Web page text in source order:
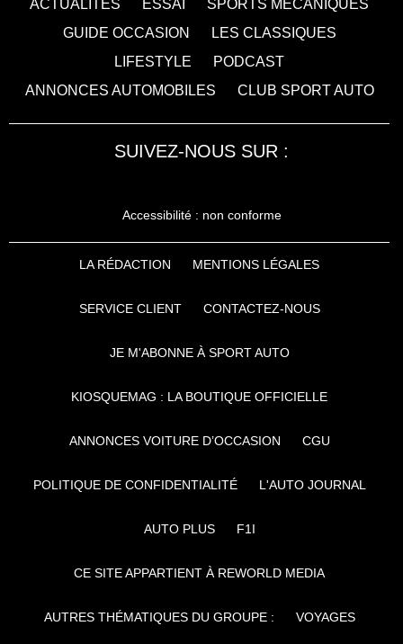
ACTUALITÉS ESSAI
SPORTS MÉCANIQUES
GUIDE OCCASION
LES CLASSIQUES
LIFESTYLE
PODCAST
ANNONCES AUTOMOBILES
CLUB SPORT AUTO
SUIVEZ-NOUS SUR :
Accessibilité : non conforme
LA RÉDACTION MENTIONS LÉGALES
SERVICE CLIENT CONTACTEZ-NOUS
JE M'ABONNE À SPORT AUTO
KIOSQUEMAG : LA BOUTIQUE OFFICIELLE
ANNONCES VOITURE D’OCCASION CGU
POLITIQUE DE CONFIDENTIALITÉ L'AUTO JOURNAL
AUTO PLUS F1I
CE SITE APPARTIENT À REWORLD MEDIA
AUTRES THÉMATIQUES DU GROUPE : VOYAGES